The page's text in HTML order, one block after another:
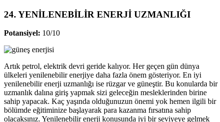
24. YENİLENEBİLİR ENERJİ UZMANLIĞI
Potansiyel: 10/10
Artık petrol, elektrik devri geride kalıyor. Her geçen gün dünya
ülkeleri yenilenebilir enerjiye daha fazla önem gösteriyor. En iyi
yenilenebilir enerji uzmanlığı ise rüzgar ve güneştir. Bu konularda bir
uzmanlık dalına giriş yapmak sizi geleceğin mesleklerinden birine
sahip yapacak. Kaç yaşında olduğunuzun önemi yok hemen ilgili bir
bölümde eğitiminize başlayarak para kazanma fırsatına sahip
olacaksınız. Yenilenebilir enerji konusunda iyi bir seviyeye gelmek